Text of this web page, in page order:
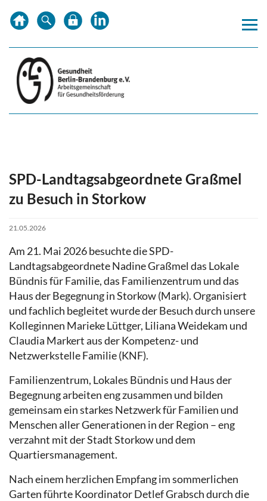
Inhalt
Hauptnavigation
SPD-Landtagsabgeordnete Graßmel
zu Besuch in Storkow
21.05.2026
Am 21. Mai 2026 besuchte die SPD-
Landtagsabgeordnete Nadine Graßmel das Lokale
Bündnis für Familie, das Familienzentrum und das
Haus der Begegnung in Storkow (Mark). Organisiert
und fachlich begleitet wurde der Besuch durch unsere
Kolleginnen Marieke Lüttger, Liliana Weidekam und
Claudia Markert aus der Kompetenz- und
Netzwerkstelle Familie (KNF).
Familienzentrum, Lokales Bündnis und Haus der
Begegnung arbeiten eng zusammen und bilden
gemeinsam ein starkes Netzwerk für Familien und
Menschen aller Generationen in der Region – eng
verzahnt mit der Stadt Storkow und dem
Quartiersmanagement.
Nach einem herzlichen Empfang im sommerlichen
Garten führte Koordinator Detlef Grabsch durch die